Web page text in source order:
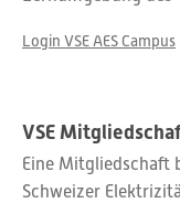
Login VSE AES Campus
VSE
Eine Mitgliedschaft
Schweizer